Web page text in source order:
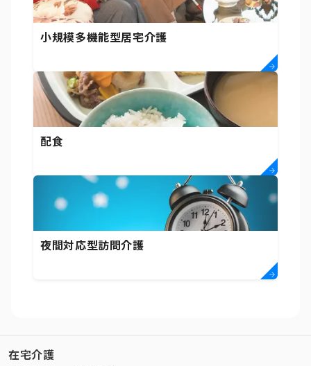
小規模多機能型居宅介護
配食
夜間対応型訪問介護
在宅介護